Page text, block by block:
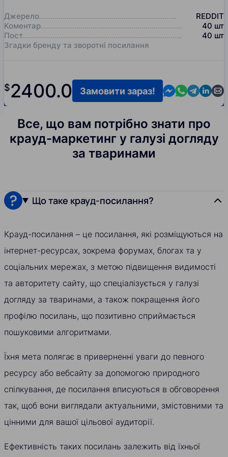
Джерело
REDDIT
Коментар
40 шт
Пост
40 шт
Згадки бренду та зворотні посилання
$2400.0 Contact us in
Contact us
Contact
Замовити зараз!
Все, що вам потрібно знати про
крауд-маркетинг у галузі догляду
за тваринами
Що таке крауд-посилання?
Крауд-посилання – це посилання, які розміщуються на
інтернет-ресурсах, зокрема форумах, блогах та у
соціальних мережах, з метою підвищення видимості
та авторитету сайту, що спеціалізується у галузі
догляду за тваринами, а також покращення його
профілю посилань, що позитивно сприймається
пошуковими алгоритмами.
Їхня мета полягає в приверненні уваги до певного
ресурсу або вебсайту за допомогою природного
спілкування, де посилання вписуються в обговорення
так, щоб вони виглядали актуальними, змістовними та
цінними для вашої цільової аудиторії.
Ефективність таких посилань залежить від їхньої